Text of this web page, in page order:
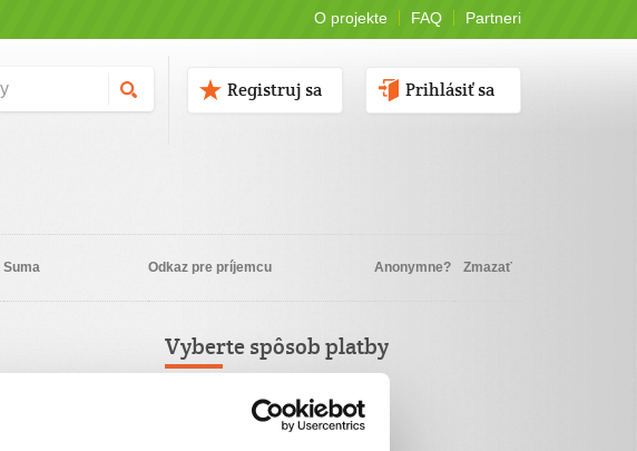
O projekte FAQ Partneri
Prihlásiť sa
Registruj sa
Suma Odkaz pre príjemcu Anonymne? Zmazať
Vyberte spôsob platby
Platba kartou